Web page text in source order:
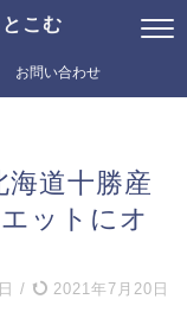
こむ
お問い合わせ
海道十勝産
ットにオ
/ 2021年7月20日